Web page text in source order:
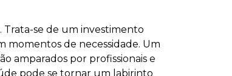
se de um investimento
momentos de necessidade. Um
amparados por profissionais e
pode se tornar um labirinto